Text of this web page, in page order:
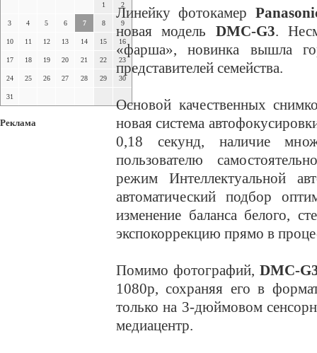
1 2
3 4 5 6 7 8 9
10 11 12 13 14 15 16
17 18 19 20 21 22 23
24 25 26 27 28 29 30
31
Реклама
Линейку фотокамер
новая модель DMC-G3.
«фарша», новинка вышла
представителей семейства.
Основой качественных
новая система
0,18 секунд, наличие
пользователю
режим Интеллектуальной
автоматический подбор
изменение баланса белого,
экспокоррекцию прямо в
Помимо фотографий, DMC-
1080р, сохраняя его в
только на 3-дюймовом
медиацентр.